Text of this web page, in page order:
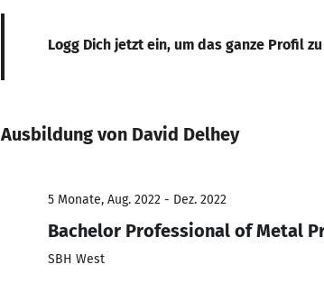
Logg Dich jetzt ein, um das ganze Profil
Ausbildung von David Delhey
5 Monate, Aug. 2022 - Dez. 2022
Bachelor Professional of Metal
SBH West